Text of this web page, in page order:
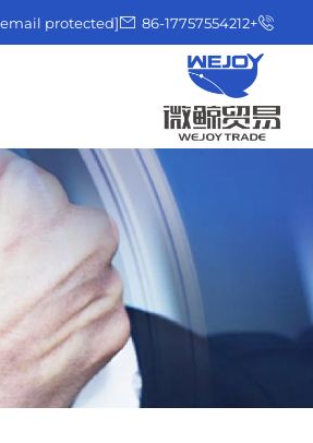
+86-17757554212
[email protected]